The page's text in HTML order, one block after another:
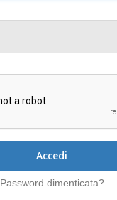
Accedi
Password dimenticata?